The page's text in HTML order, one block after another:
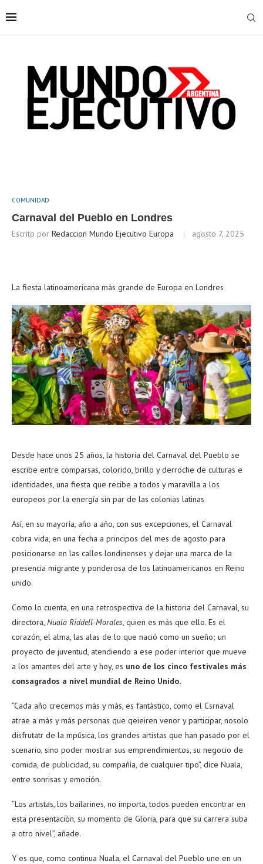
COMUNIDAD
Carnaval del Pueblo en Londres
Escrito por Redaccion Mundo Ejecutivo Europa agosto 7, 2025
La fiesta latinoamericana más grande de Europa en Londres
Desde hace unos 25 años, la historia del Carnaval del Pueblo se
escribe entre comparsas, colorido, brillo y derroche de culturas e
identidades, una fiesta que recibe a todos y maravilla a los
europeos por la energía sin par de las colonias latinas
Así, en su mayoría, año a año, con sus excepciones, el Carnaval
cobra vida, en una fecha a principos del mes de agosto para
posicionarse en las calles londinenses y dejar una marca de la
presencia migrante y ponderosa de los latinoamericanos en Reino
unido.
Como lo cuenta, en una retrospectiva de la historia del Carnaval, su
directora, Nuala Riddell-Morales, quien es más que ello. Es el
corazón, el alma, las alas de lo que nació como un sueño; un
proyecto de juventud, atendiendo a ese poder interior que mueve
a los amantes del arte y hoy, es uno de los cinco festivales más
consagrados a nivel mundial de Reino Unido.
“Cada año crecemos más y más, es fantástico, como el Csrnaval
atrae a más y más personas que qeieiren venor y participar, nosolo
disfrutatr de la mpúsica, los grandes artistas que han pasado por el
scenario, sino poder mostrar sus emprendimientos, su negocio de
comida, de publicidad, su compañía, de cualquier tipo”, dice Nuala,
entre sonrisas y emoción.
“Los artistas, los bailarines, no importa, todos pueden encontrar en
esta presentación, su momento de Gloria, para que su carrera suba
a otro nivel”, añade.
Y es que, como continua Nuala, el Carnaval del Pueblo une en un